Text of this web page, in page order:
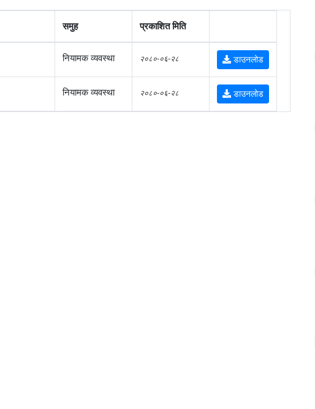
समुह प्रकाशित मिति
नियामक व्यवस्था २०८०-०६-२८ डाउनलोड
नियामक व्यवस्था २०८०-०६-२८ डाउनलोड